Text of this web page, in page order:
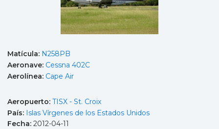
Matícula: N258PB
Aeronave: Cessna 402C
Aerolínea: Cape Air
Aeropuerto: TISX - St. Croix
País: Islas Vírgenes de los Estados Unidos
Fecha: 2012-04-11